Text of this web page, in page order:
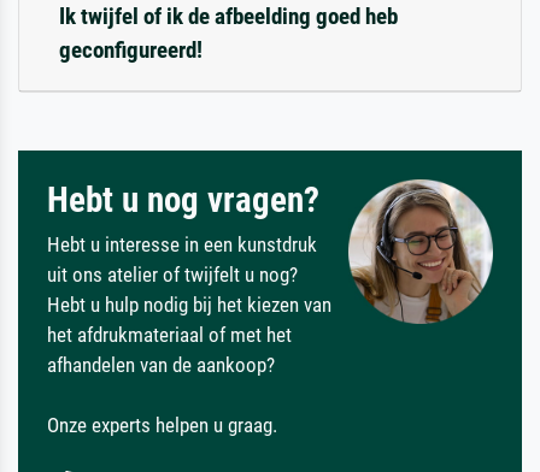
Ik twijfel of ik de afbeelding goed heb
geconfigureerd!
Hebt u nog vragen?
Hebt u interesse in een kunstdruk
uit ons atelier of twijfelt u nog?
Hebt u hulp nodig bij het kiezen van
het afdrukmateriaal of met het
afhandelen van de aankoop?
Onze experts helpen u graag.